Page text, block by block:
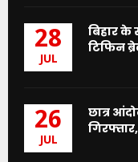
28
JUL
बिहार
टिफिन
26
JUL
छात्र